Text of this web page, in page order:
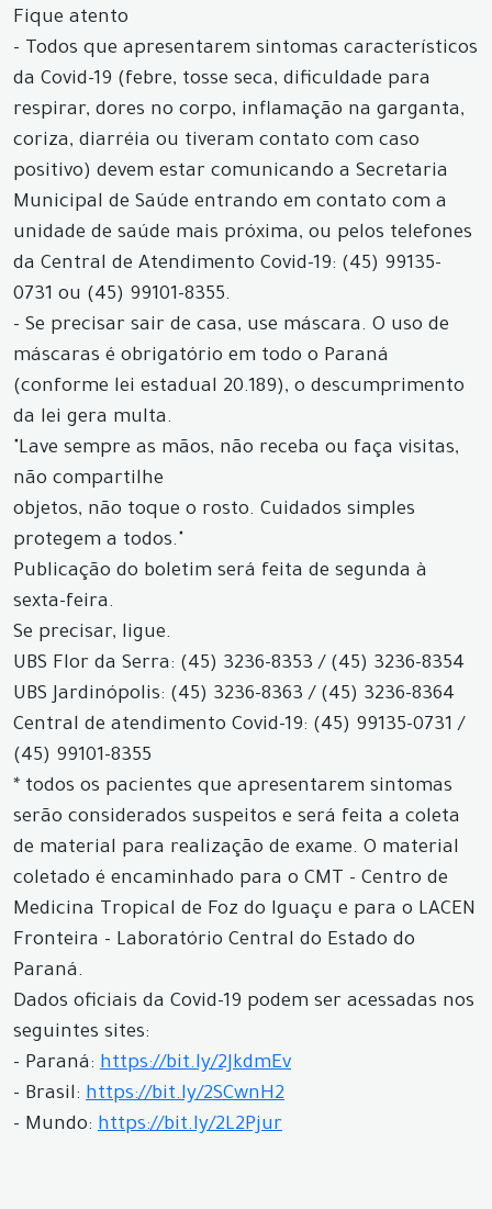
Fique atento
- Todos que apresentarem sintomas característicos
da Covid-19 (febre, tosse seca, dificuldade para
respirar, dores no corpo, inflamação na garganta,
coriza, diarréia ou tiveram contato com caso
positivo) devem estar comunicando a Secretaria
Municipal de Saúde entrando em contato com a
unidade de saúde mais próxima, ou pelos telefones
da Central de Atendimento Covid-19: (45) 99135-
0731 ou (45) 99101-8355.
- Se precisar sair de casa, use máscara. O uso de
máscaras é obrigatório em todo o Paraná
(conforme lei estadual 20.189), o descumprimento
da lei gera multa.
"Lave sempre as mãos, não receba ou faça visitas,
não compartilhe
objetos, não toque o rosto. Cuidados simples
protegem a todos."
Publicação do boletim será feita de segunda à
sexta-feira.
Se precisar, ligue.
UBS Flor da Serra: (45) 3236-8353 / (45) 3236-8354
UBS Jardinópolis: (45) 3236-8363 / (45) 3236-8364
Central de atendimento Covid-19: (45) 99135-0731 /
(45) 99101-8355
* todos os pacientes que apresentarem sintomas
serão considerados suspeitos e será feita a coleta
de material para realização de exame. O material
coletado é encaminhado para o CMT - Centro de
Medicina Tropical de Foz do Iguaçu e para o LACEN
Fronteira - Laboratório Central do Estado do
Paraná.
Dados oficiais da Covid-19 podem ser acessadas nos
seguintes sites:
- Paraná: https://bit.ly/2JkdmEv
- Brasil: https://bit.ly/2SCwnH2
- Mundo: https://bit.ly/2L2Pjur